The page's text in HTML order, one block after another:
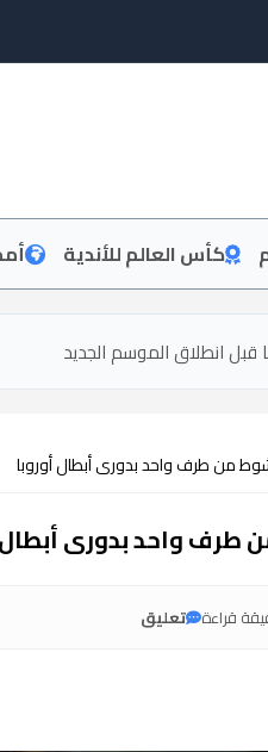
كأس العالم للأندية
انطلاق الموسم الجديد
قراءة تعليق